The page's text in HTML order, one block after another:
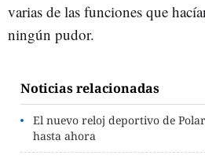
varias de las funciones que
ningún pudor.
Noticias relacionadas
El nuevo reloj deportivo de
hasta ahora